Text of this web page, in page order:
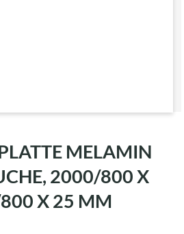
MELAMIN
2000/800 X
X 25 MM